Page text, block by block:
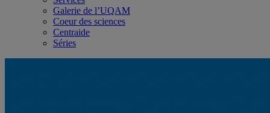
Galerie de l’UQAM
Coeur des sciences
Centraide
Séries